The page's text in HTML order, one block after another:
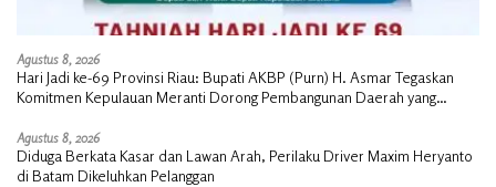
Agustus 8, 2026
Hari Jadi ke-69 Provinsi Riau: Bupati AKBP (Purn) H. Asmar Tegaskan
Komitmen Kepulauan Meranti Dorong Pembangunan Daerah yang
Agustus 8, 2026
Diduga Berkata Kasar dan Lawan Arah, Perilaku Driver Maxim Heryanto
di Batam Dikeluhkan Pelanggan